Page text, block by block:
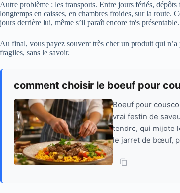
Autre problème : les transports. Entre jours fériés,
longtemps en caisses, en chambres froides, sur la route.
jours derrière lui, même s’il paraît encore très présentable.
Au final, vous payez souvent très cher un produit qui
fragiles, sans le savoir.
comment choisir le boeuf pour
Boeuf pour
vrai festin de
tendre, qui mijote
le jarret de bœuf,